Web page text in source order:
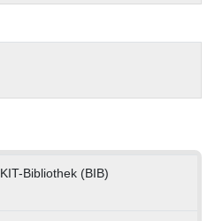
KIT-Bibliothek (BIB)